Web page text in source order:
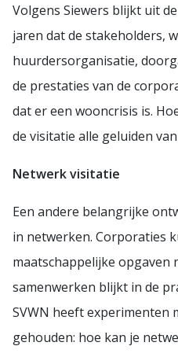
Volgens Siewers blijkt uit
jaren dat de stakeholders,
huurdersorganisatie,
de prestaties van de
dat er een wooncrisis is.
de visitatie alle geluiden
Netwerk visitatie
Een andere belangrijke
in netwerken. Corporaties
maatschappelijke opgaven
samenwerken blijkt in de
SVWN heeft experimenten
gehouden: hoe kan je